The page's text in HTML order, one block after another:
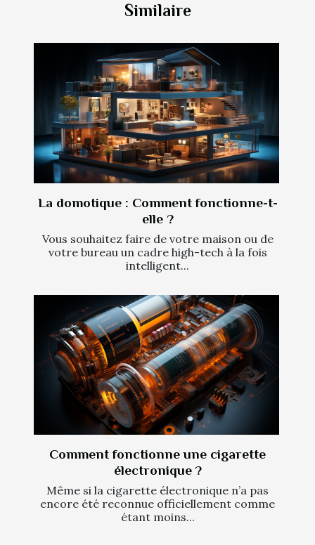
Similaire
La domotique : Comment fonctionne-t-
elle ?
Vous souhaitez faire de votre maison ou de
votre bureau un cadre high-tech à la fois
intelligent...
Comment fonctionne une cigarette
électronique ?
Même si la cigarette électronique n’a pas
encore été reconnue officiellement comme
étant moins...